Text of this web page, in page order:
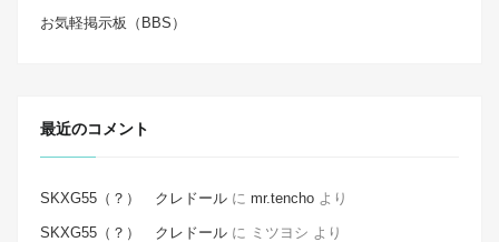
お気軽掲示板（BBS）
最近のコメント
SKXG55（？） クレドール に mr.tencho より
SKXG55（？） クレドール に ミツヨシ より